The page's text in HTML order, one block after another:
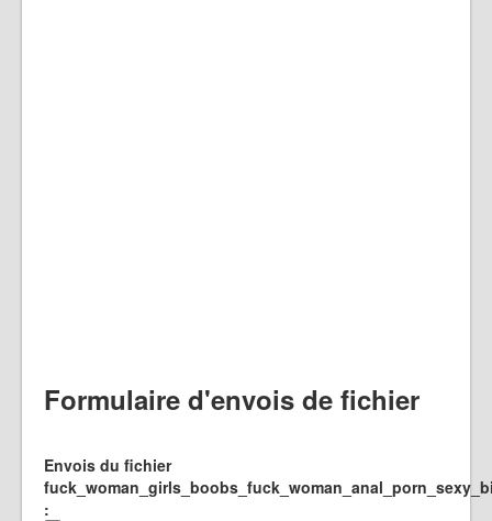
Formulaire d'envois de fichier
Envois du fichier
: